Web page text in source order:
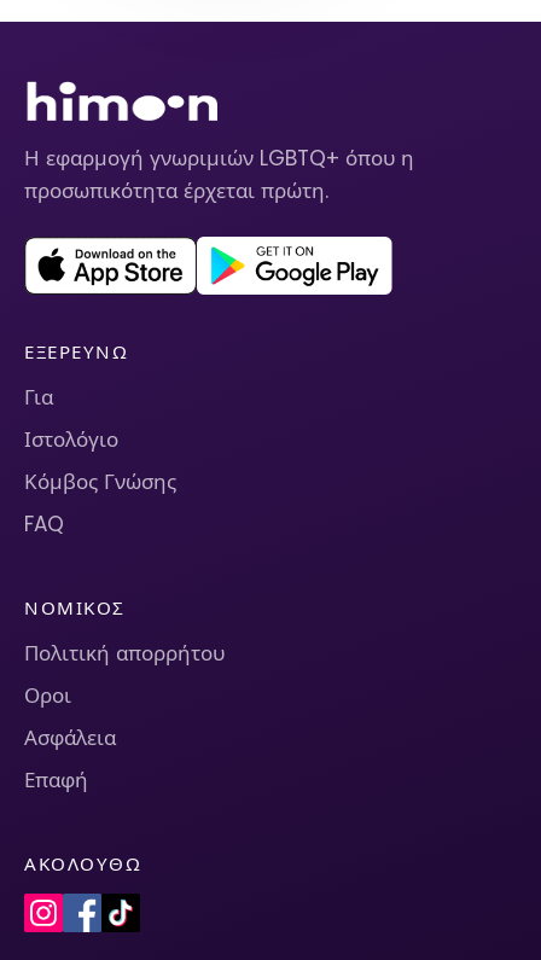
Η εφαρμογή γνωριμιών LGBTQ+ όπου η
προσωπικότητα έρχεται πρώτη.
ΕΞΕΡΕΥΝΏ
Για
Ιστολόγιο
Κόμβος Γνώσης
FAQ
ΝΟΜΙΚΌΣ
Πολιτική απορρήτου
Οροι
Ασφάλεια
Επαφή
ΑΚΟΛΟΥΘΏ